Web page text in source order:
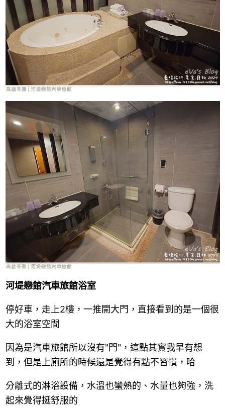
河堤戀館汽車旅館浴室
停好車，走上2樓，一推開大門，直接看到的是一個很
大的浴室空間
因為是汽車旅館所以沒有"門"，這點其實我早有想
到，但是上廁所的時候還是覺得有點不習慣，哈
分離式的淋浴設備，水溫也蠻熱的、水量也夠強，洗
起來覺得挺舒服的